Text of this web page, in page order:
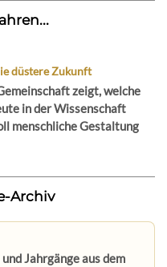
düstere Zukunft
zeigt, welche
in der Wissenschaft
menschliche Gestaltung
Archiv
Jahrgänge aus dem